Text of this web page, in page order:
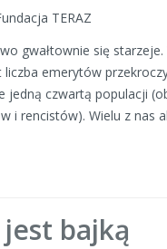
TERAZ
gwałtownie się starzeje.
liczba emerytów
jedną czwartą populacji
i rencistów). Wielu z nas
bajką